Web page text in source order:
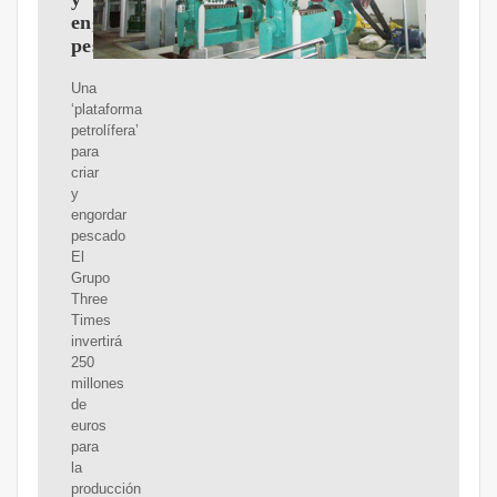
engordar
pescado
Una
‘plataforma
petrolífera’
para
criar
y
engordar
pescado
El
Grupo
Three
Times
invertirá
250
millones
de
euros
para
la
producción